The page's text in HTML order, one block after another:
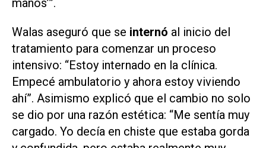
manos’”.
Walas aseguró que se internó al inicio del
tratamiento para comenzar un proceso
intensivo: “Estoy internado en la clínica.
Empecé ambulatorio y ahora estoy viviendo
ahí”. Asimismo explicó que el cambio no solo
se dio por una razón estética: “Me sentía muy
cargado. Yo decía en chiste que estaba gorda